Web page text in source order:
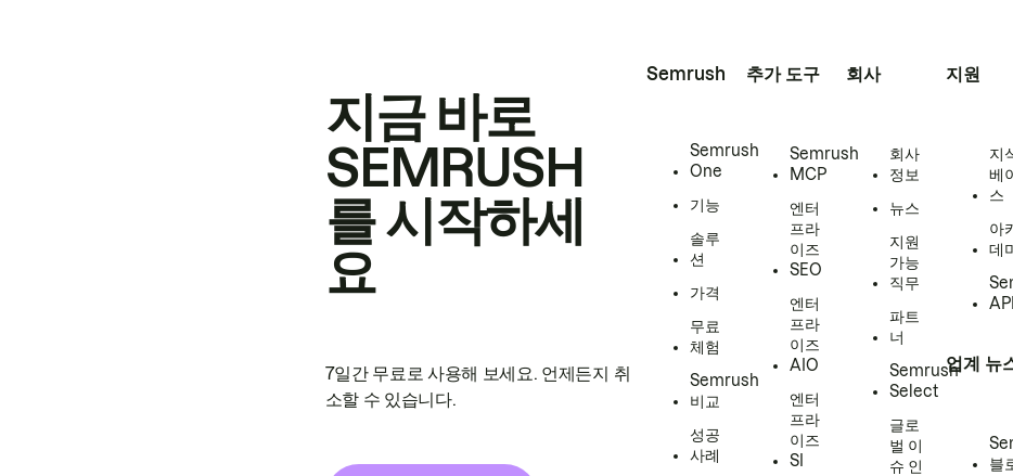
지금 바로
SEMRUSH
를 시작하세
요
7일간 무료로 사용해 보세요. 언제든지 취
소할 수 있습니다.
Semrush
Semrush
One
기능
솔루
션
가격
무료
체험
Semrush
비교
성공
사례
추가 도구
Semrush
MCP
엔터
프라
이즈
SEO
엔터
프라
이즈
AIO
엔터
프라
이즈
SI
회사
회사
정보
뉴스
지원
가능
직무
파트
너
Semrush
Select
글로
벌 이
슈 인
지원
지
베
스
아
데
업계 뉴
블